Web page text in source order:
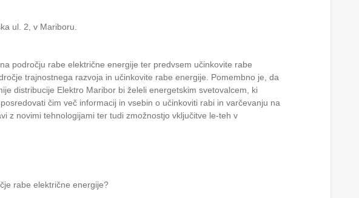
ul. 2, v Mariboru.
področju rabe električne energije ter predvsem učinkovite rabe
trajnostnega razvoja in učinkovite rabe energije. Pomembno je, da
distribucije Elektro Maribor bi želeli energetskim svetovalcem, ki
čim več informacij in vsebin o učinkoviti rabi in varčevanju na
z novimi tehnologijami ter tudi zmožnostjo vključitve le-teh v
rabe električne energije?